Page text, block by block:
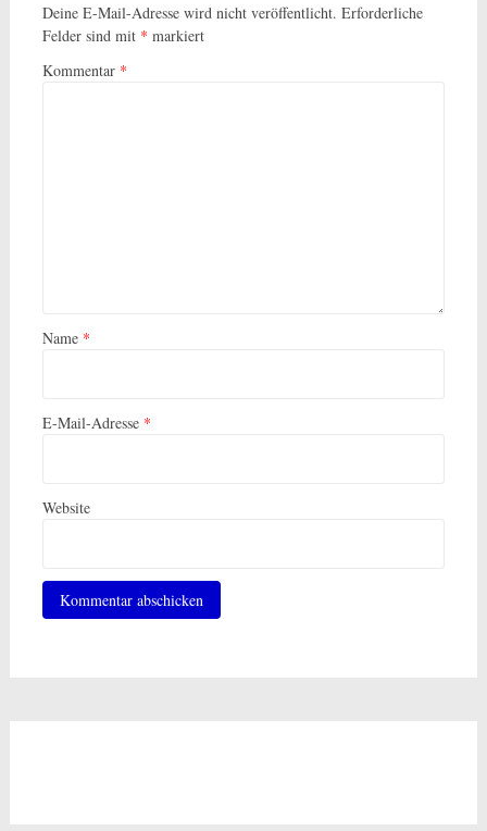
Deine E-Mail-Adresse wird nicht veröffentlicht. Erforderliche
Felder sind mit * markiert
Kommentar *
Name *
E-Mail-Adresse *
Website